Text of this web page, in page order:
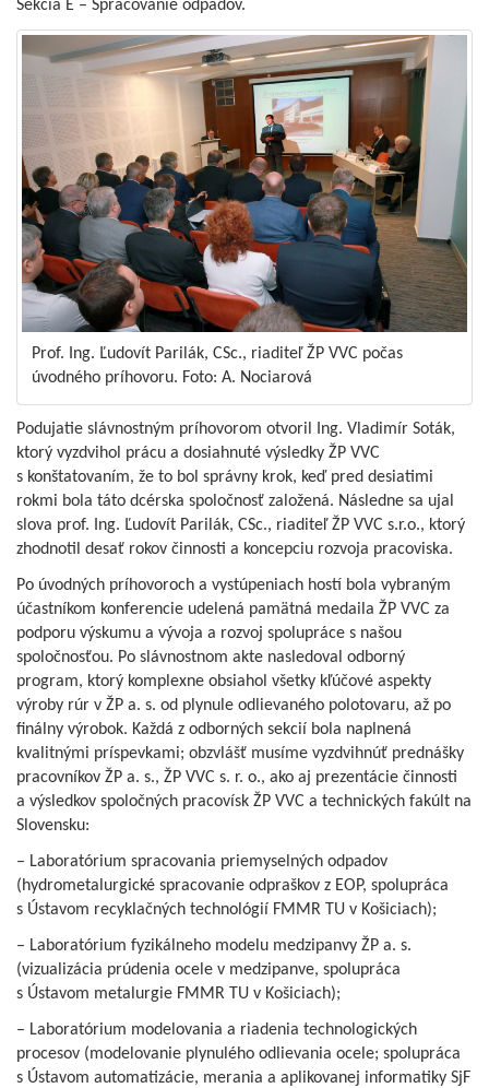
Sekcia E – Spracovanie odpadov.
Prof. Ing. Ľudovít Parilák, CSc., riaditeľ ŽP VVC počas
úvodného príhovoru. Foto: A. Nociarová
Podujatie slávnostným príhovorom otvoril Ing. Vladimír Soták,
ktorý vyzdvihol prácu a dosiahnuté výsledky ŽP VVC
s konštatovaním, že to bol správny krok, keď pred desiatimi
rokmi bola táto dcérska spoločnosť založená. Následne sa ujal
slova prof. Ing. Ľudovít Parilák, CSc., riaditeľ ŽP VVC s.r.o., ktorý
zhodnotil desať rokov činnosti a koncepciu rozvoja pracoviska.
Po úvodných príhovoroch a vystúpeniach hostí bola vybraným
účastníkom konferencie udelená pamätná medaila ŽP VVC za
podporu výskumu a vývoja a rozvoj spolupráce s našou
spoločnosťou. Po slávnostnom akte nasledoval odborný
program, ktorý komplexne obsiahol všetky kľúčové aspekty
výroby rúr v ŽP a. s. od plynule odlievaného polotovaru, až po
finálny výrobok. Každá z odborných sekcií bola naplnená
kvalitnými príspevkami; obzvlášť musíme vyzdvihnúť prednášky
pracovníkov ŽP a. s., ŽP VVC s. r. o., ako aj prezentácie činnosti
a výsledkov spoločných pracovísk ŽP VVC a technických fakúlt na
Slovensku:
– Laboratórium spracovania priemyselných odpadov
(hydrometalurgické spracovanie odpraškov z EOP, spolupráca
s Ústavom recyklačných technológií FMMR TU v Košiciach);
– Laboratórium fyzikálneho modelu medzipanvy ŽP a. s.
(vizualizácia prúdenia ocele v medzipanve, spolupráca
s Ústavom metalurgie FMMR TU v Košiciach);
– Laboratórium modelovania a riadenia technologických
procesov (modelovanie plynulého odlievania ocele; spolupráca
s Ústavom automatizácie, merania a aplikovanej informatiky SjF